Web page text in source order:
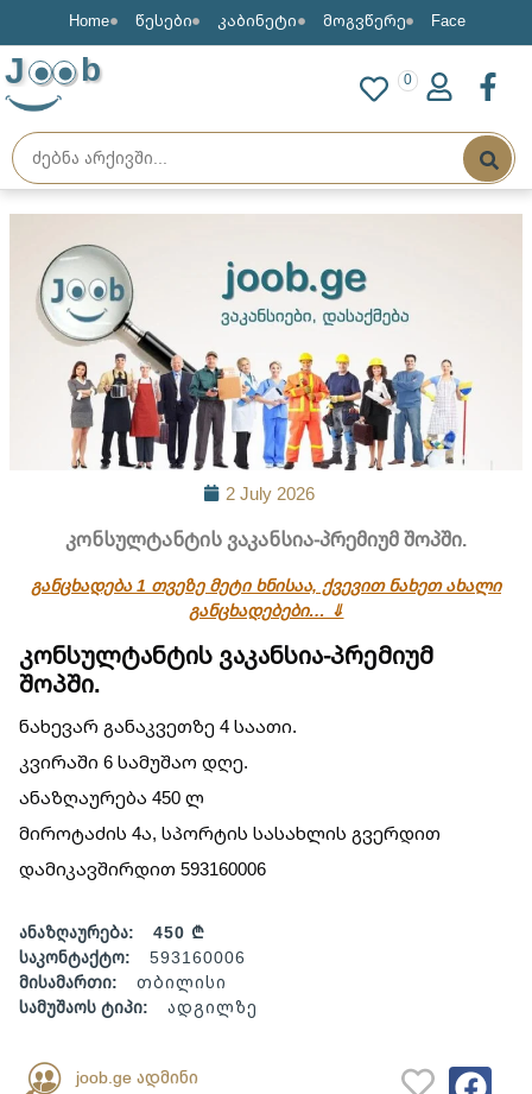
Home წესები კაბინეტი მოგვწერე Face
J b 0
2 July 2026
კონსულტანტის ვაკანსია-პრემიუმ შოპში.
განცხადება 1 თვეზე მეტი ხნისაა, ქვევით ნახეთ ახალი
განცხადებები… ⇓
კონსულტანტის ვაკანსია-პრემიუმ
შოპში.
ნახევარ განაკვეთზე 4 საათი.
კვირაში 6 სამუშაო დღე.
ანაზღაურება 450 ლ
მიროტაძის 4ა, სპორტის სასახლის გვერდით
დამიკავშირდით 593160006
ანაზღაურება:
450 ₾
საკონტაქტო:
593160006
მისამართი:
თბილისი
სამუშაოს ტიპი:
ადგილზე
joob.ge ადმინი